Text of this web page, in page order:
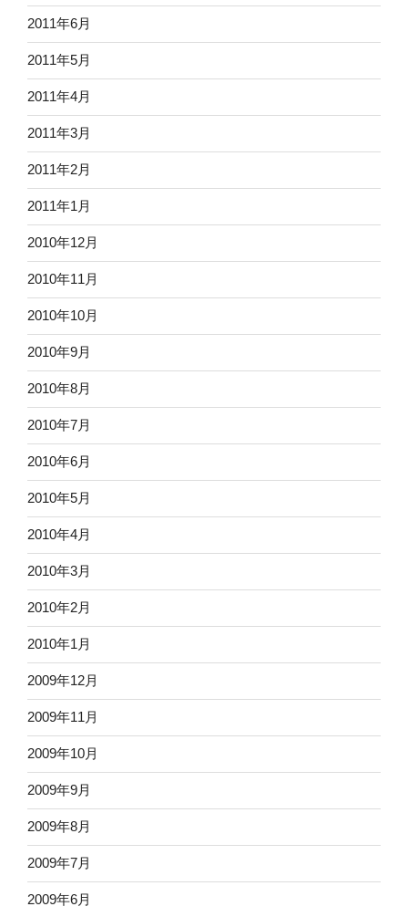
2011年6月
2011年5月
2011年4月
2011年3月
2011年2月
2011年1月
2010年12月
2010年11月
2010年10月
2010年9月
2010年8月
2010年7月
2010年6月
2010年5月
2010年4月
2010年3月
2010年2月
2010年1月
2009年12月
2009年11月
2009年10月
2009年9月
2009年8月
2009年7月
2009年6月